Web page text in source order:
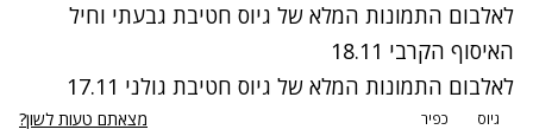
לאלבום התמונות המלא של גיוס חטיבת גבעתי וחיל
האיסוף הקרבי 18.11
לאלבום התמונות המלא של גיוס חטיבת גולני 17.11
גיוס כפיר מצאתם טעות לשון?